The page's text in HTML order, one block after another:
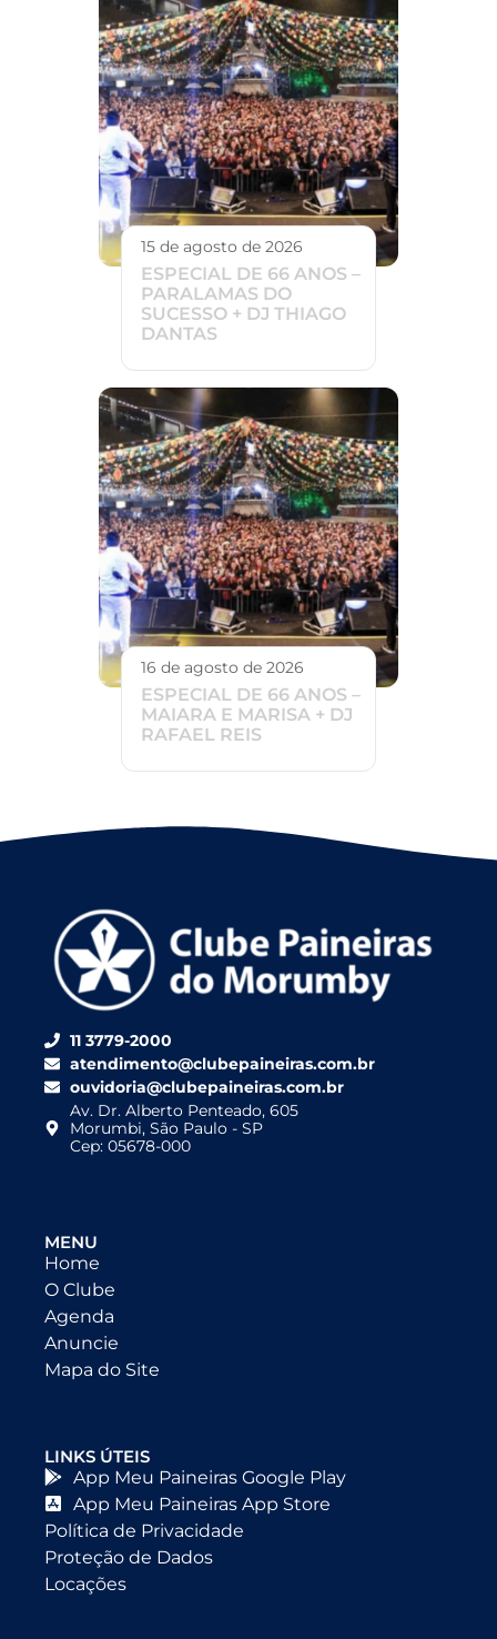
15 de agosto de 2026
ESPECIAL DE 66 ANOS –
PARALAMAS DO
SUCESSO + DJ THIAGO
DANTAS
16 de agosto de 2026
ESPECIAL DE 66 ANOS –
MAIARA E MARISA + DJ
RAFAEL REIS
11 3779-2000
atendimento@clubepaineiras.com.br
ouvidoria@clubepaineiras.com.br
Av. Dr. Alberto Penteado, 605
Morumbi, São Paulo - SP
Cep: 05678-000
MENU
Home
O Clube
Agenda
Anuncie
Mapa do Site
LINKS ÚTEIS
App Meu Paineiras Google Play
App Meu Paineiras App Store
Política de Privacidade
Proteção de Dados
Locações